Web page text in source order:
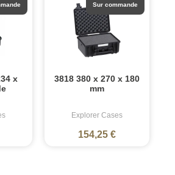
x
3818 380 x 270 x 180
mm
Explorer Cases
154,25 €
Sur commande